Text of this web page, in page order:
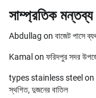
সাম্প্রতিক মন্তব্য
Abdullag on বাজেট পাসে
Kamal on ফরিদপুর সদর
types stainless steel on
স্থগিত, দুজনের বাতিল